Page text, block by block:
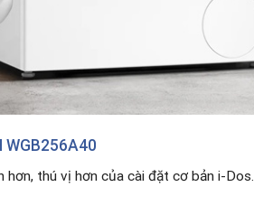
WGB256A40
thú vị hơn của cài đặt cơ bản i-Dos.